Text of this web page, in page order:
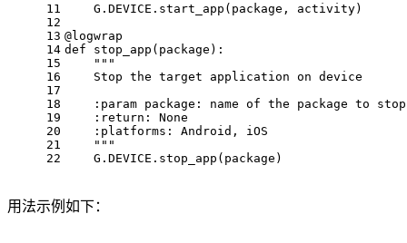
11
12
13
14
15
16
17
18
19
20
21
22
    G.DEVICE.start_app(package, activity)
@logwrap
def stop_app(package):
"" "
    Stop the target application on device
    :param
package : name of the package to
    :
return : None
    :
platforms : Android, iOS
"" "
    G.DEVICE.stop_app(package)
用法示例如下：